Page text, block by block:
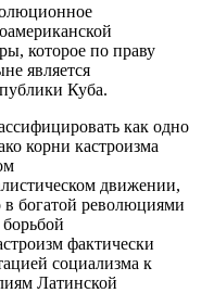
которое по праву
является
Куба.
как одно
корни кастроизма
движении,
в богатой революциями
фактически
социализма к
Латинской